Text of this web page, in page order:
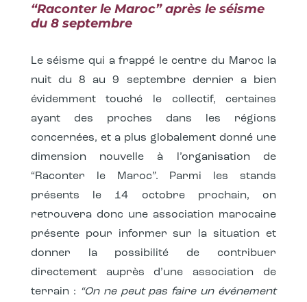
“Raconter le Maroc” après le séisme
du 8 septembre
Le séisme qui a frappé le centre du Maroc la
nuit du 8 au 9 septembre dernier a bien
évidemment touché le collectif, certaines
ayant des proches dans les régions
concernées, et a plus globalement donné une
dimension nouvelle à l’organisation de
“Raconter le Maroc”. Parmi les stands
présents le 14 octobre prochain, on
retrouvera donc une association marocaine
présente pour informer sur la situation et
donner la possibilité de contribuer
directement auprès d’une association de
terrain : “On ne peut pas faire un événement